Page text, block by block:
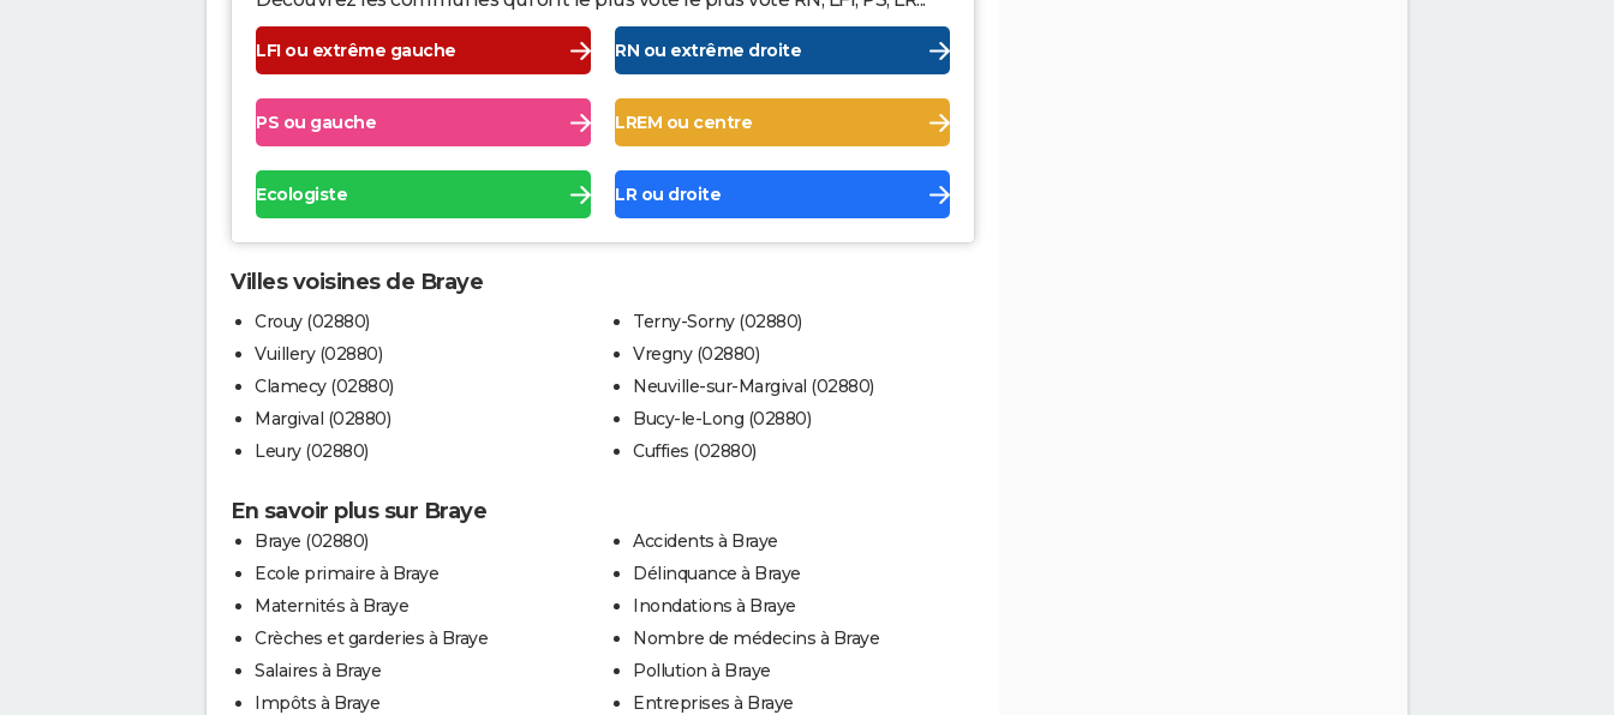
LFI ou extrême gauche RN ou extrême droite
PS ou gauche LREM ou centre
Ecologiste LR ou droite
Villes voisines de Braye
Crouy (02880)
Vuillery (02880)
Clamecy (02880)
Margival (02880)
Leury (02880)
Terny-Sorny (02880)
Vregny (02880)
Neuville-sur-Margival (02880)
Bucy-le-Long (02880)
Cuffies (02880)
En savoir plus sur Braye
Braye (02880)
Ecole primaire à Braye
Maternités à Braye
Crèches et garderies à Braye
Salaires à Braye
Impôts à Braye
Accidents à Braye
Délinquance à Braye
Inondations à Braye
Nombre de médecins à Braye
Pollution à Braye
Entreprises à Braye